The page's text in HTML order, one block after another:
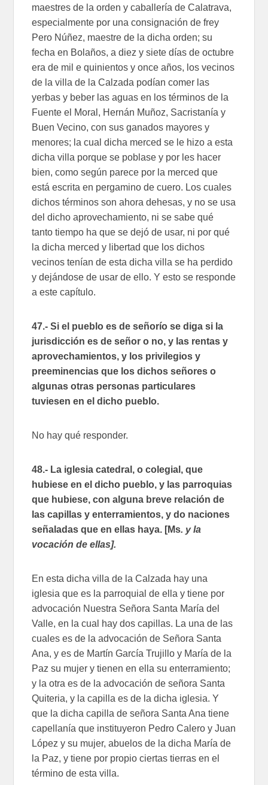
maestres de la orden y caballería de Calatrava,
especialmente por una consignación de frey
Pero Núñez, maestre de la dicha orden; su
fecha en Bolaños, a diez y siete días de octubre
era de mil e quinientos y once años, los vecinos
de la villa de la Calzada podían comer las
yerbas y beber las aguas en los términos de la
Fuente el Moral, Hernán Muñoz, Sacristanía y
Buen Vecino, con sus ganados mayores y
menores; la cual dicha merced se le hizo a esta
dicha villa porque se poblase y por les hacer
bien, como según parece por la merced que
está escrita en pergamino de cuero. Los cuales
dichos términos son ahora dehesas, y no se usa
del dicho aprovechamiento, ni se sabe qué
tanto tiempo ha que se dejó de usar, ni por qué
la dicha merced y libertad que los dichos
vecinos tenían de esta dicha villa se ha perdido
y dejándose de usar de ello. Y esto se responde
a este capítulo.
47.- Si el pueblo es de señorío se diga si la
jurisdicción es de señor o no, y las rentas y
aprovechamientos, y los privilegios y
preeminencias que los dichos señores o
algunas otras personas particulares
tuviesen en el dicho pueblo.
No hay qué responder.
48.- La iglesia catedral, o colegial, que
hubiese en el dicho pueblo, y las parroquias
que hubiese, con alguna breve relación de
las capillas y enterramientos, y do naciones
señaladas que en ellas haya. [Ms. y la
vocación de ellas].
En esta dicha villa de la Calzada hay una
iglesia que es la parroquial de ella y tiene por
advocación Nuestra Señora Santa María del
Valle, en la cual hay dos capillas. La una de las
cuales es de la advocación de Señora Santa
Ana, y es de Martín García Trujillo y María de la
Paz su mujer y tienen en ella su enterramiento;
y la otra es de la advocación de señora Santa
Quiteria, y la capilla es de la dicha iglesia. Y
que la dicha capilla de señora Santa Ana tiene
capellanía que instituyeron Pedro Calero y Juan
López y su mujer, abuelos de la dicha María de
la Paz, y tiene por propio ciertas tierras en el
término de esta villa.